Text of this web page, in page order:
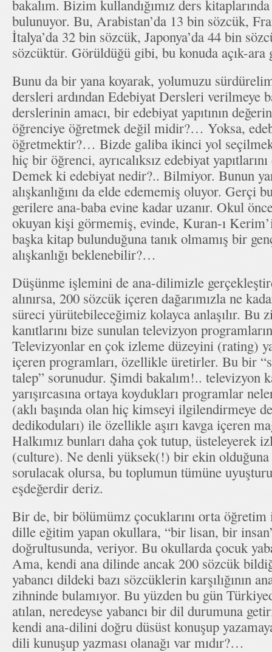
bakalım. Bizim kullandığımız ders
bulunuyor. Bu, Arabistan’da 13 bin sözcük,
İtalya’da 32 bin sözcük, Japonya’da 44 bin
sözcüktür. Görüldüğü gibi, bu konuda açık-
Bunu da bir yana koyarak, yolumuzu
dersleri ardından Edebiyat Dersleri verilmeye
derslerinin amacı, bir edebiyat yapıtının
öğrenciye öğretmek değil midir?… Yoksa,
öğretmektir?… Bizde galiba ikinci yol
hiç bir öğrenci, ayrıcalıksız edebiyat
Demek ki edebiyat nedir?.. Bilmiyor. Bunun
alışkanlığını da elde edememiş oluyor. Gerçi
gerilere ana-baba evine kadar uzanır. Okul
okuyan kişi görmemiş, evinde, Kuran-ı
başka kitap bulunduğuna tanık olmamış bir
alışkanlığı beklenebilir?…
Düşünme işlemini de ana-dilimizle
alınırsa, 200 sözcük içeren dağarımızla ne
süreci yürütebileceğimiz kolayca anlaşılır. Bu
kanıtlarını bize sunulan televizyon
Televizyonlar en çok izleme düzeyini (rating)
içeren programları, özellikle üretirler. Bu bir
talep” sorunudur. Şimdi bakalım!.. televizyon
yarışırcasına ortaya koydukları programlar
(aklı başında olan hiç kimseyi ilgilendirmeye
dedikoduları) ile özellikle aşırı kavga içeren
Halkımız bunları daha çok tutup, üsteleyerek
(culture). Ne denli yüksek(!) bir ekin
sorulacak olursa, bu toplumun tümüne
eşdeğerdir deriz.
Bir de, bir bölümümz çocuklarını orta öğretim
dille eğitim yapan okullara, “bir lisan, bir
doğrultusunda, veriyor. Bu okullarda çocuk
Ama, kendi ana dilinde ancak 200 sözcük
yabancı dildeki bazı sözcüklerin karşılığının
zihninde bulamıyor. Bu yüzden bu gün
atılan, neredeyse yabancı bir dil durumuna
kendi ana-dilini doğru düsüst konuşup
dili kunuşup yazması olanağı var mıdır?…